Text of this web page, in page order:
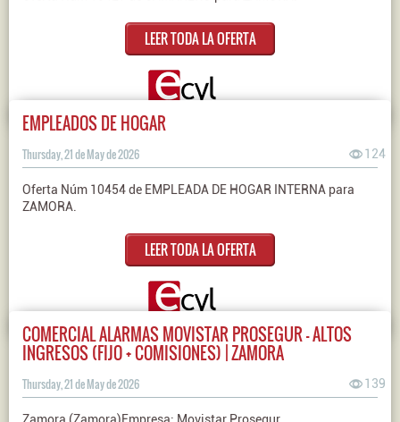
LEER TODA LA OFERTA
EMPLEADOS DE HOGAR
Thursday, 21 de May de 2026 124
Oferta Núm 10454 de EMPLEADA DE HOGAR INTERNA para
ZAMORA.
LEER TODA LA OFERTA
COMERCIAL ALARMAS MOVISTAR PROSEGUR - ALTOS
INGRESOS (FIJO + COMISIONES) | ZAMORA
Thursday, 21 de May de 2026 139